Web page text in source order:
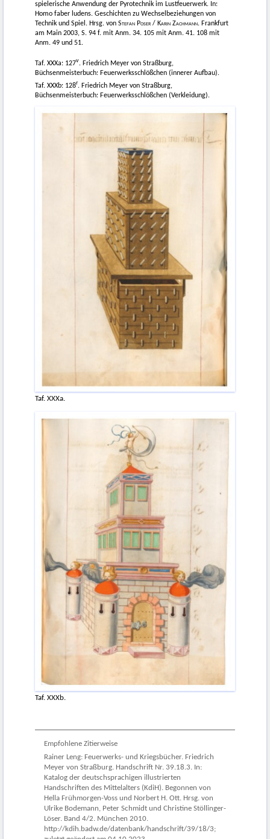
spielerische Anwendung der Pyrotechnik im Lustfeuerwerk. In:
Homo faber ludens. Geschichten zu Wechselbeziehungen von
Technik und Spiel. Hrsg. von Stefan Poser / Karin Zachmann. Frankfurt
am Main 2003, S. 94 f. mit Anm. 34. 105 mit Anm. 41. 108 mit
Anm. 49 und 51.
Taf. XXXa: 127v. Friedrich Meyer von Straßburg,
Büchsenmeisterbuch: Feuerwerksschlößchen (innerer Aufbau).
Taf. XXXb: 128r. Friedrich Meyer von Straßburg,
Büchsenmeisterbuch: Feuerwerksschlößchen (Verkleidung).
Taf. XXXa.
Taf. XXXb.
Empfohlene Zitierweise
Rainer Leng: Feuerwerks- und Kriegsbücher. Friedrich
Meyer von Straßburg. Handschrift Nr. 39.18.3. In:
Katalog der deutschsprachigen illustrierten
Handschriften des Mittelalters (KdiH). Begonnen von
Hella Frühmorgen-Voss und Norbert H. Ott. Hrsg. von
Ulrike Bodemann, Peter Schmidt und Christine Stöllinger-
Löser. Band 4/2. München 2010.
http://kdih.badw.de/datenbank/handschrift/39/18/3;